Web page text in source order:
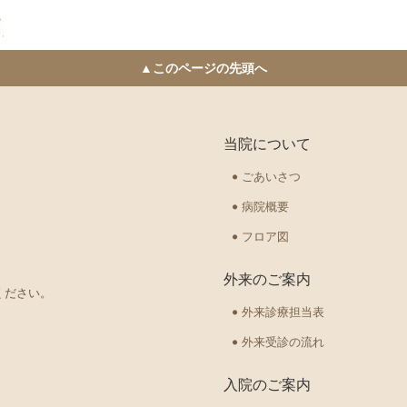
▲このページの先頭へ
さい。
当院について
ごあいさつ
病院概要
フロア図
外来のご案内
外来診療担当表
外来受診の流れ
入院のご案内